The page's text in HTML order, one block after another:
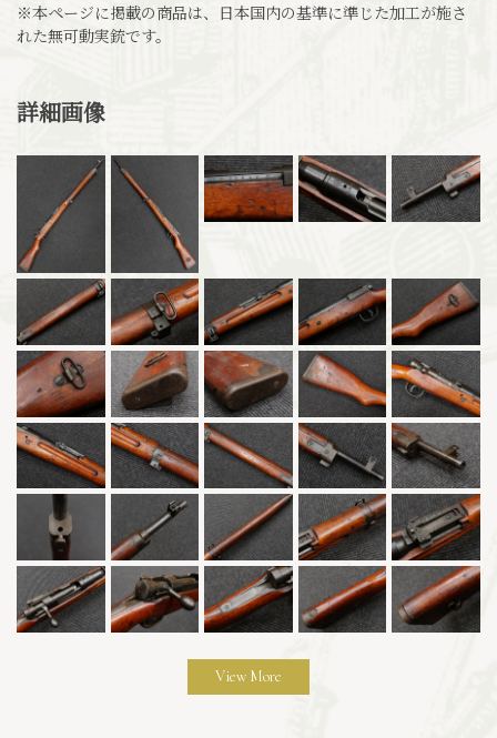
※本ページに掲載の商品は、日本国内の基準に準じた加工が施さ
れた無可動実銃です。
詳細画像
View More